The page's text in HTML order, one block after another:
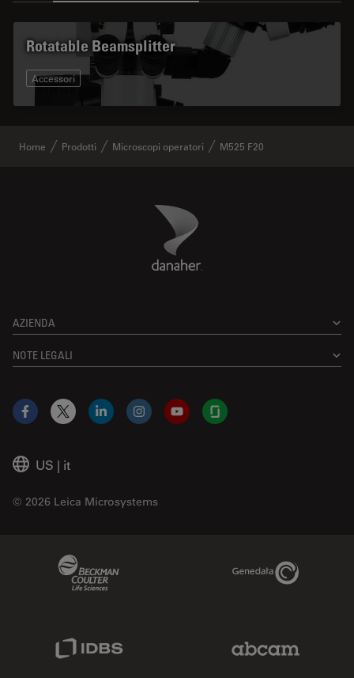
Rotatable Beamsplitter
Accessori
Home Prodotti Microscopi operatori M525 F20
Danaher Logo
AZIENDA
NOTE LEGALI
US | it
© 2026 Leica Microsystems
Facebook
X LinkedInInstagramYouTubeGlassdoor
Genedata Link